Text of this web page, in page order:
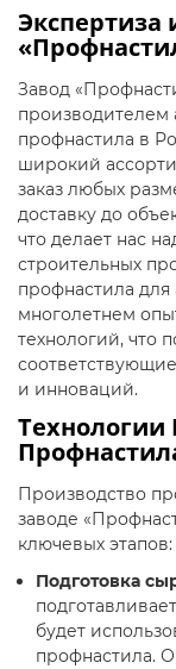
Завод
производителем
профнастила в
широкий
заказ любых
доставку до
что делает нас
строительных
профнастила
многолетнем
технологий, что
и инноваций.
Технологии
Производство
заводе
ключевых этапов:
Подготовка
будет
профнастила.